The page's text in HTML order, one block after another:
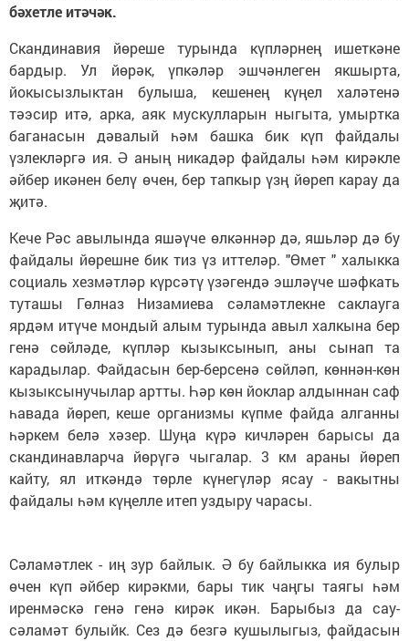
бәхетле итәчәк.
Скандинавия йөреше турында күпләрнең ишеткәне
бардыр. Ул йөрәк, үпкәләр эшчәнлеген якшырта,
йокысызлыктан булыша, кешенең күңел халәтенә
тәэсир итә, арка, аяк мускулларын ныгыта, умыртка
баганасын дәвалый һәм башка бик күп файдалы
үзлекләргә ия. Ә аның никадәр файдалы һәм кирәкле
әйбер икәнен белү өчен, бер тапкыр үзң йөреп карау да
җитә.
Кече Рәс авылында яшәүче өлкәннәр дә, яшьләр дә бу
файдалы йөрешне бик тиз үз иттеләр. "Өмет " халыкка
социаль хезмәтләр күрсәтү үзәгендә эшләүче шәфкать
туташы Гөлназ Низамиева сәламәтлекне саклауга
ярдәм итүче мондый алым турында авыл халкына бер
генә сөйләде, күпләр кызыксынып, аны сынап та
карадылар. Файдасын бер-берсенә сөйләп, көннән-көн
кызыксынучылар артты. Һәр көн йоклар алдыннан саф
һавада йөреп, кеше организмы күпме файда алганны
һәркем белә хәзер. Шуңа күрә кичләрен барысы да
скандинавларча йөрүгә чыгалар. 3 км араны йөреп
кайту, ял иткәндә төрле күнегүләр ясау - вакытны
файдалы һәм күңелле итеп уздыру чарасы.
Сәламәтлек - иң зур байлык. Ә бу байлыкка ия булыр
өчен күп әйбер кирәкми, бары тик чаңгы таягы һәм
иренмәскә генә генә кирәк икән. Барыбыз да сау-
сәламәт булыйк. Сез дә безгә кушылыгыз, файдасын